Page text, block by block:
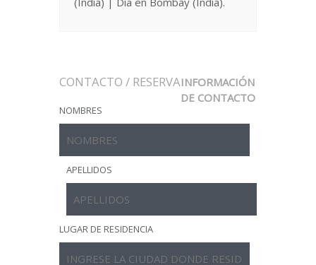
CONTACTO / RESERVAINFORMACIÓN
DE CONTACTO
NOMBRES
APELLIDOS
LUGAR DE RESIDENCIA